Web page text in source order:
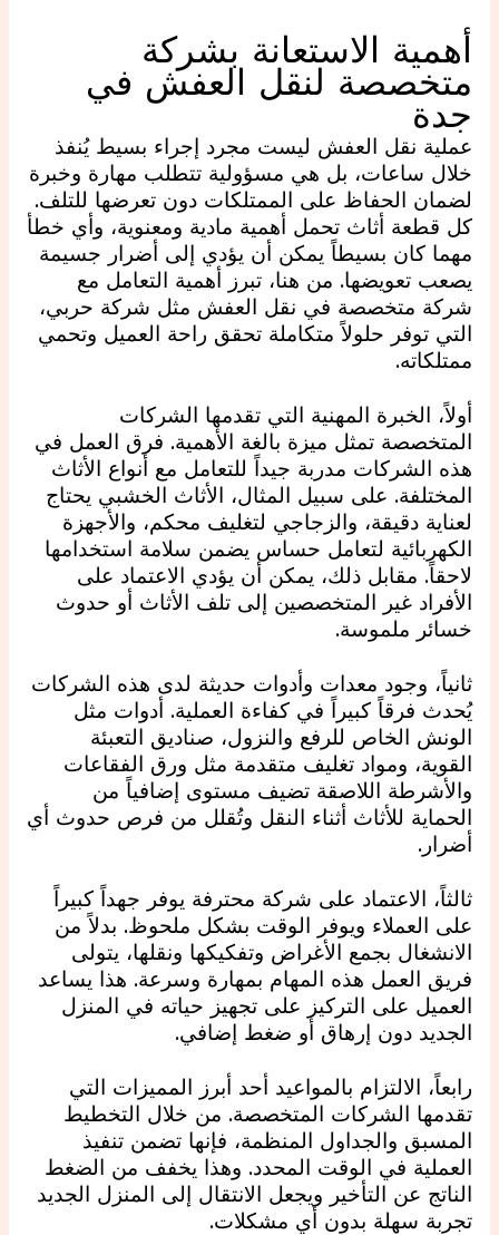
أهمية الاستعانة بشركة
متخصصة لنقل العفش في
جدة
عملية نقل العفش ليست مجرد إجراء بسيط يُنفذ
خلال ساعات، بل هي مسؤولية تتطلب مهارة وخبرة
لضمان الحفاظ على الممتلكات دون تعرضها للتلف.
كل قطعة أثاث تحمل أهمية مادية ومعنوية، وأي خطأ
مهما كان بسيطاً يمكن أن يؤدي إلى أضرار جسيمة
يصعب تعويضها. من هنا، تبرز أهمية التعامل مع
شركة متخصصة في نقل العفش مثل شركة حربي،
التي توفر حلولاً متكاملة تحقق راحة العميل وتحمي
ممتلكاته.
أولاً، الخبرة المهنية التي تقدمها الشركات
المتخصصة تمثل ميزة بالغة الأهمية. فرق العمل في
هذه الشركات مدربة جيداً للتعامل مع أنواع الأثاث
المختلفة. على سبيل المثال، الأثاث الخشبي يحتاج
لعناية دقيقة، والزجاجي لتغليف محكم، والأجهزة
الكهربائية لتعامل حساس يضمن سلامة استخدامها
لاحقاً. مقابل ذلك، يمكن أن يؤدي الاعتماد على
الأفراد غير المتخصصين إلى تلف الأثاث أو حدوث
خسائر ملموسة.
ثانياً، وجود معدات وأدوات حديثة لدى هذه الشركات
يُحدث فرقاً كبيراً في كفاءة العملية. أدوات مثل
الونش الخاص للرفع والنزول، صناديق التعبئة
القوية، ومواد تغليف متقدمة مثل ورق الفقاعات
والأشرطة اللاصقة تضيف مستوى إضافياً من
الحماية للأثاث أثناء النقل وتُقلل من فرص حدوث أي
أضرار.
ثالثاً، الاعتماد على شركة محترفة يوفر جهداً كبيراً
على العملاء ويوفر الوقت بشكل ملحوظ. بدلاً من
الانشغال بجمع الأغراض وتفكيكها ونقلها، يتولى
فريق العمل هذه المهام بمهارة وسرعة. هذا يساعد
العميل على التركيز على تجهيز حياته في المنزل
الجديد دون إرهاق أو ضغط إضافي.
رابعاً، الالتزام بالمواعيد أحد أبرز المميزات التي
تقدمها الشركات المتخصصة. من خلال التخطيط
المسبق والجداول المنظمة، فإنها تضمن تنفيذ
العملية في الوقت المحدد. وهذا يخفف من الضغط
الناتج عن التأخير ويجعل الانتقال إلى المنزل الجديد
تجربة سهلة بدون أي مشكلات.